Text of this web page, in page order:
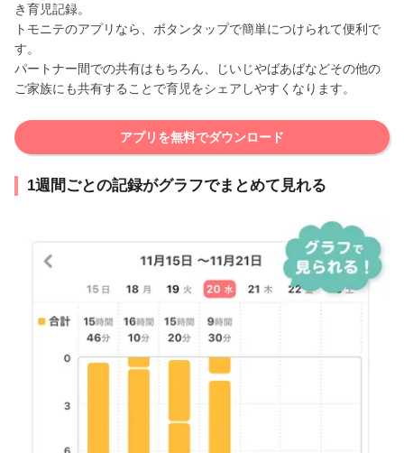
き育児記録。
トモニテのアプリなら、ボタンタップで簡単につけられて便利で
す。
パートナー間での共有はもちろん、じいじやばあばなどその他の
ご家族にも共有することで育児をシェアしやすくなります。
アプリを無料でダウンロード
1週間ごとの記録がグラフでまとめて見れる